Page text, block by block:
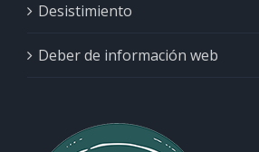
Desistimiento
Deber de información web